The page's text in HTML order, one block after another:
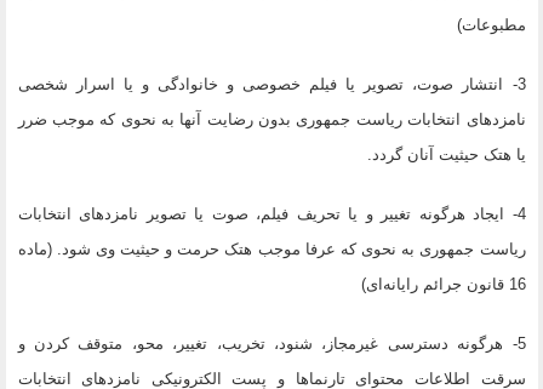
مطبوعات)
3- انتشار صوت، تصویر یا فیلم خصوصی و خانوادگی و یا اسرار شخصی
نامزدهای انتخابات ریاست جمهوری بدون رضایت آنها به نحوی که موجب ضرر
یا هتک حیثیت آنان گردد.
4- ایجاد هرگونه تغییر و یا تحریف فیلم، صوت یا تصویر نامزدهای انتخابات
ریاست جمهوری به نحوی که عرفا موجب هتک حرمت و حیثیت وی شود. (ماده
16 قانون جرائم رایانه‌ای)
5- هرگونه دسترسی غیرمجاز، شنود، تخریب، تغییر، محو، متوقف کردن و
سرقت اطلاعات محتوای تارنماها و پست الکترونیکی نامزدهای انتخابات